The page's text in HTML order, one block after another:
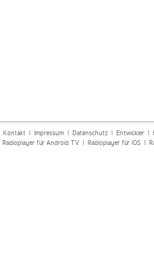
Kontakt| Impressum| Datenschutz| Entwickler|
Radioplayer für Android TV| Radioplayer für iOS|